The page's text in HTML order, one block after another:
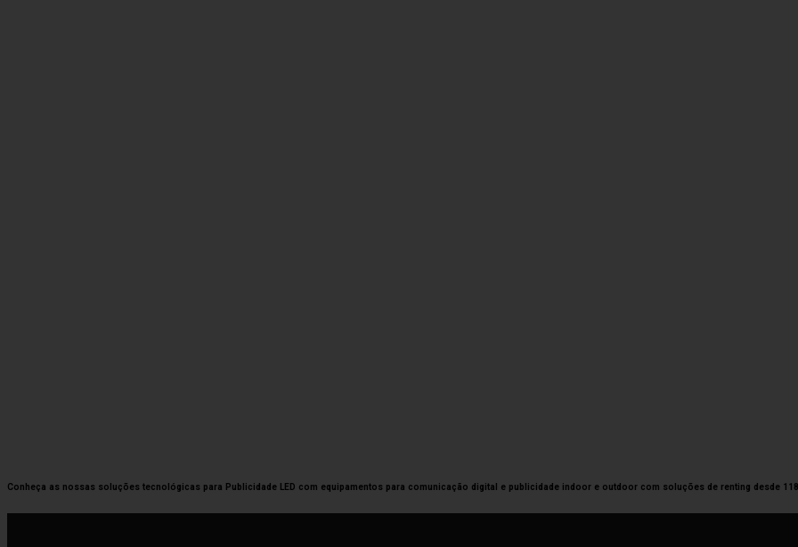
Conheça as nossas soluções tecnológicas para Publicidade LED com equipamentos para comunicação digital e publicidade indoor e outdoor com soluções de renting desde